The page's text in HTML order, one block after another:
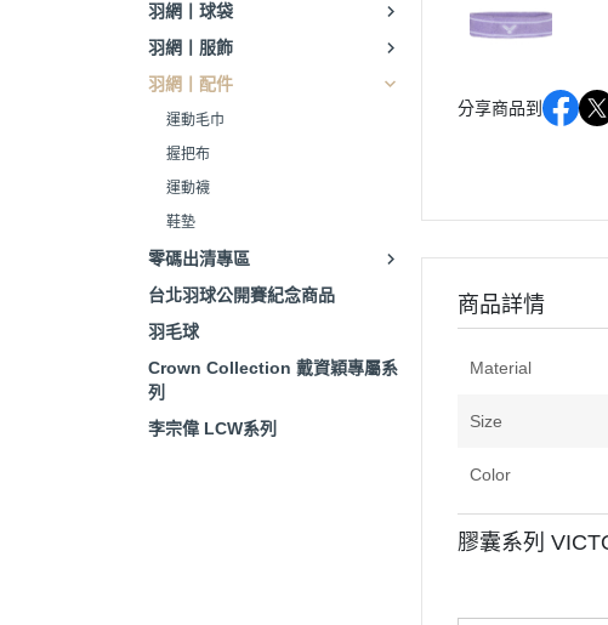
羽網丨球袋
羽網丨服飾
羽網丨配件
運動毛巾
握把布
運動襪
鞋墊
零碼出清專區
台北羽球公開賽紀念商品
羽毛球
Crown Collection 戴資穎專屬系
列
李宗偉 LCW系列
分享商品到
商品詳情
Material
Size
Color
膠囊系列